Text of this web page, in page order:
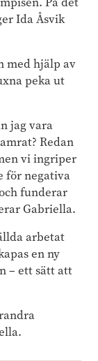
Ida Åsvik
med hjälp av
peka ut
jag vara
Redan
vi ingriper
för negativa
funderar
Gabriella.
arbetat
en ny
– ett sätt att